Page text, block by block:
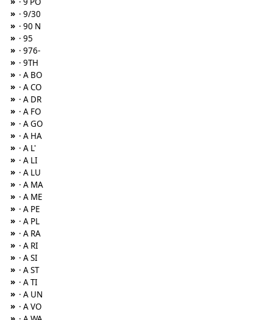
» · 9/30
» · 90 N
» · 95
» · 976-
» · 9TH
» · A BO
» · A CO
» · A DR
» · A FO
» · A GO
» · A HA
» · A L'
» · A LI
» · A LU
» · A MA
» · A ME
» · A PE
» · A PL
» · A RA
» · A RI
» · A SI
» · A ST
» · A TI
» · A UN
» · A VO